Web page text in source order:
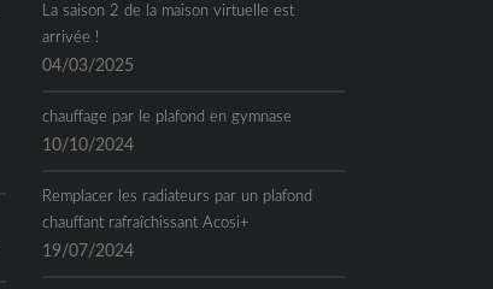
La saison 2 de la maison virtuelle est
arrivée !
04/03/2025
chauffage par le plafond en gymnase
10/10/2024
Remplacer les radiateurs par un plafond
chauffant rafraîchissant Acosi+
19/07/2024